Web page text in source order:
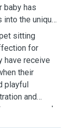
baby has
into the unique
sitting
for
have receive
their
playful
and
a secure and
assured,